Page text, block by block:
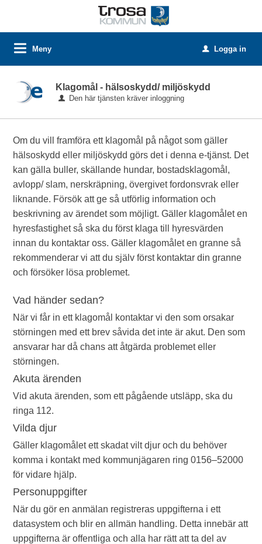
Meny u Logga in
Klagomål - hälsoskydd/ miljöskydd
Den här tjänsten kräver inloggning
Om du vill framföra ett klagomål på något som gäller
hälsoskydd eller miljöskydd görs det i denna e-tjänst. Det
kan gälla buller, skällande hundar, bostadsklagomål,
avlopp/ slam, nerskräpning, övergivet fordonsvrak eller
liknande. Försök att ge så utförlig information och
beskrivning av ärendet som möjligt. Gäller klagomålet en
hyresfastighet så ska du först klaga till hyresvärden
innan du kontaktar oss. Gäller klagomålet en granne så
rekommenderar vi att du själv först kontaktar din granne
och försöker lösa problemet.
Vad händer sedan?
När vi får in ett klagomål kontaktar vi den som orsakar
störningen med ett brev såvida det inte är akut. Den som
ansvarar har då chans att åtgärda problemet eller
störningen.
Akuta ärenden
Vid akuta ärenden, som ett pågående utsläpp, ska du
ringa 112.
Vilda djur
Gäller klagomålet ett skadat vilt djur och du behöver
komma i kontakt med kommunjägaren ring 0156–52000
för vidare hjälp.
Personuppgifter
När du gör en anmälan registreras uppgifterna i ett
datasystem och blir en allmän handling. Detta innebär att
uppgifterna är offentliga och alla har rätt att ta del av